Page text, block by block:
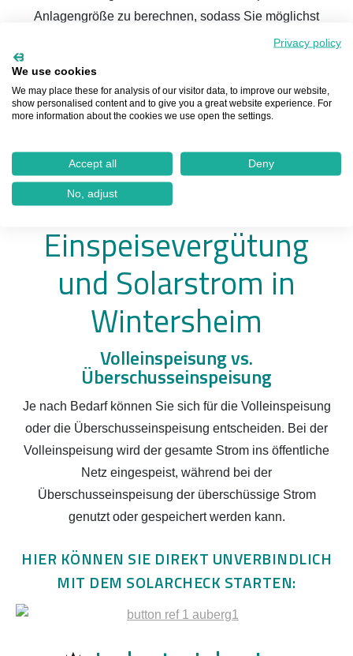
Anlagengröße zu berechnen, sodass Sie möglichst
unabhängig vom öffentlichen Stromnetz werden.
Solarpflicht in Baden-Württemberg
Ab dem 1. Mai 2022 gilt in Baden-Württemberg eine
2023 betrifft dies auch Sanierungen bestehender Dächer.
Diese Regelung trägt dazu bei, die Klimaneutralität des
Bundeslandes bis 2040 zu erreichen.
Einspeisevergütung
und Solarstrom in
Wintersheim
Volleinspeisung vs.
Überschusseinspeisung
Je nach Bedarf können Sie sich für die Volleinspeisung
oder die Überschusseinspeisung entscheiden. Bei der
Volleinspeisung wird der gesamte Strom ins öffentliche
Netz eingespeist, während bei der
Überschusseinspeisung der überschüssige Strom
genutzt oder gespeichert werden kann.
HIER KÖNNEN SIE DIREKT UNVERBINDLICH
MIT DEM SOLARCHECK STARTEN:
Privacy policy
We use cookies
We may place these for analysis of our visitor data, to improve our website,
show personalised content and to give you a great website experience. For
more information about the cookies we use open the settings.
Accept all Deny
No, adjust